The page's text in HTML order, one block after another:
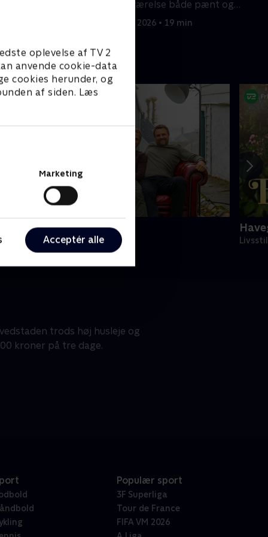
oplevelse af TV 2
anvende cookie-data
cookies herunder, og
af siden. Læs
Marketing
Acceptér alle
gøre sit værelse både pænt og
18. januar 2026 • 19 min
Hjemlig nemlig
• 8 sæsoner
trods høj husleje og
kroner på tre dage.
Populær sport
3F Superliga
Tour de France
FIFA VM 2026